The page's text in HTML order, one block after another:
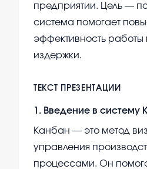
предприятии. Цель —
система помогает
эффективность работы
издержки.
ТЕКСТ ПРЕЗЕНТАЦИИ
1 . Введение в систему
Канбан — это метод
управления
процессами. Он